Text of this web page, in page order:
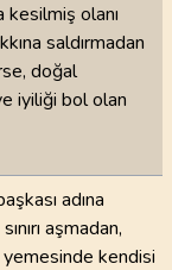
kesilmiş olanı
saldırmadan
doğal
iyiliği bol olan
adına
aşmadan,
kendisi